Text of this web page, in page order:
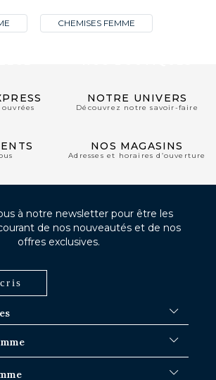
CHEMISES FEMME
NOTRE UNIVERS
Découvrez notre savoir-faire
NOS MAGASINS
Adresses et horaires d’ouverture
à notre newsletter pour être les
de nos nouveautés et de nos
offres exclusives.